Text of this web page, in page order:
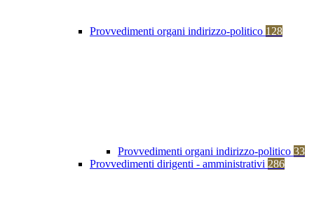
Provvedimenti organi indirizzo-politico 128
Provvedimenti organi indirizzo-politico 33
Provvedimenti dirigenti - amministrativi 286